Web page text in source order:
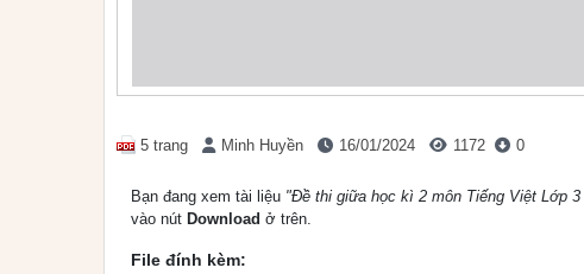
5 trang Minh Huyền 16/01/2024 1172 0
Bạn đang xem tài liệu "Đề thi giữa học kì 2 môn Tiếng Việt Lớp
vào nút Download ở trên.
File đính kèm: